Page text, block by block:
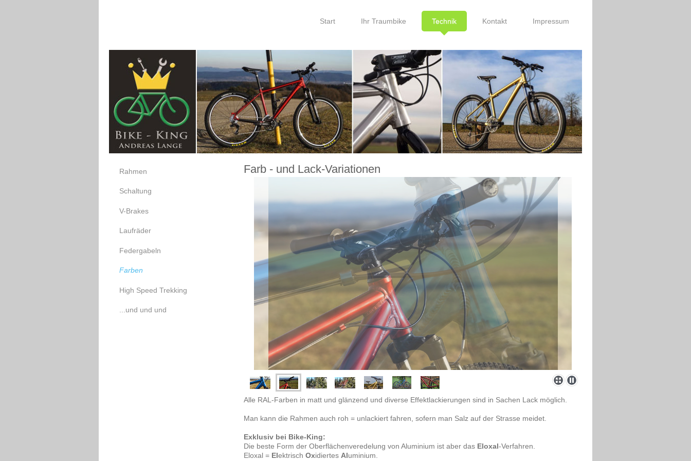
Start Ihr Traumbike Technik Kontakt Impressum
Farb - und Lack-Variationen
Alle RAL-Farben in matt und glänzend und diverse Effektlackierungen sind in Sachen Lack möglich.
Man kann die Rahmen auch roh = unlackiert fahren, sofern man Salz auf der Strasse meidet.
Exklusiv bei Bike-King:
Die beste Form der Oberflächenveredelung von Aluminium ist aber das Eloxal-Verfahren.
Eloxal = ElektrischOxidiertes Aluminium.
Rahmen
Schaltung
V-Brakes
Laufräder
Federgabeln
Farben
High Speed Trekking
...und und und